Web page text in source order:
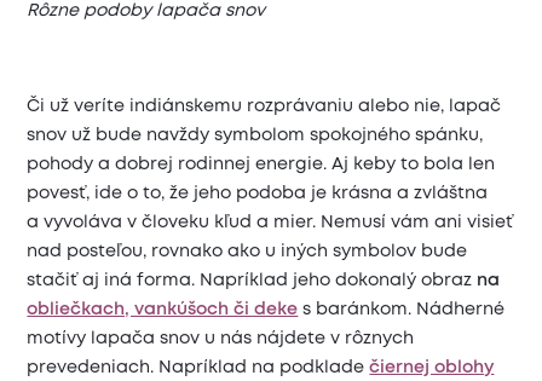
Rôzne podoby lapača snov
Či už veríte indiánskemu rozprávaniu alebo nie, lapač
snov už bude navždy symbolom spokojného spánku,
pohody a dobrej rodinnej energie. Aj keby to bola len
povesť, ide o to, že jeho podoba je krásna a zvláštna
a vyvoláva v človeku kľud a mier. Nemusí vám ani visieť
nad posteľou, rovnako ako u iných symbolov bude
stačiť aj iná forma. Napríklad jeho dokonalý obraz na
obliečkach, vankúšoch či deke s baránkom. Nádherné
motívy lapača snov u nás nájdete v rôznych
prevedeniach. Napríklad na podkladečiernej oblohy